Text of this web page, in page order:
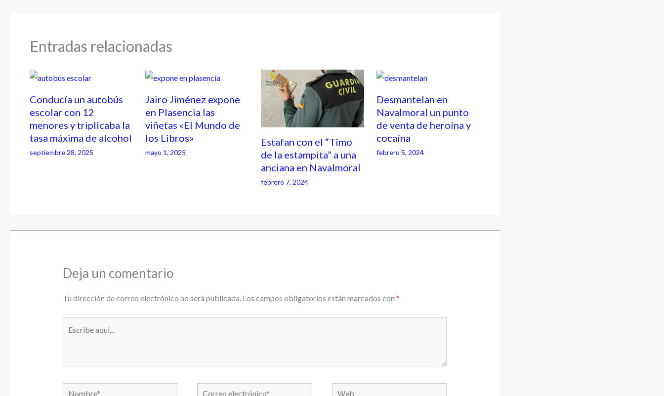
Entradas relacionadas
Conducía un autobús
escolar con 12
menores y triplicaba la
tasa máxima de alcohol
septiembre 28, 2025
Jairo Jiménez expone
en Plasencia las
viñetas «El Mundo de
los Libros»
mayo 1, 2025
Estafan con el “Timo
de la estampita” a una
anciana en Navalmoral
febrero 7, 2024
Desmantelan en
Navalmoral un punto
de venta de heroína y
cocaína
febrero 5, 2024
Deja un comentario
Tu dirección de correo electrónico no será publicada. Los campos obligatorios están marcados con *
Nombre*
Correo
Web